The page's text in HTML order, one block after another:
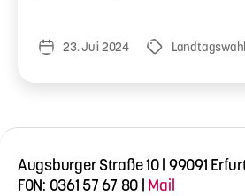
Erstwähler-
Kampagne“
Veröffentlichungsdatum
23. Juli 2024 Schlagwörter
Augsburger Straße 10 | 99091
FON: 0361 57 67 80 | Mail